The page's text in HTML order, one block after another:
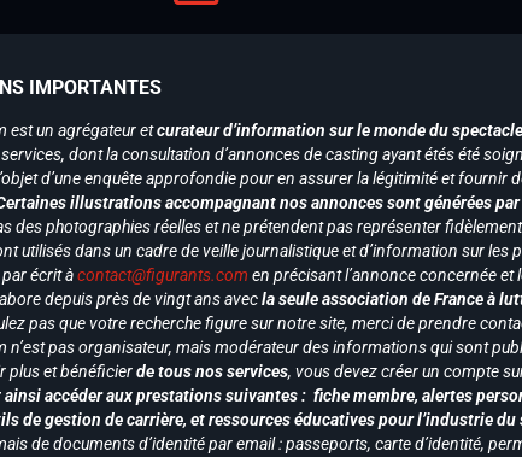
IMPORTANTES
est un agrégateur etcurateur d’information sur le monde du
dont la consultation d’annonces de casting ayant étés été
d’une enquête approfondie pour en assurer la légitimité et
illustrations accompagnant nos annonces sont générées
des photographies réelles et ne prétendent pas représenter
utilisés dans un cadre de veille journalistique et d’information sur
écrit àcontact@figurants.com en précisant l’annonce concernée
depuis près de vingt ans avecla seule association de France à
pas que votre recherche figure sur notre site, merci de prendre
n’est pas organisateur, mais modérateur des informations qui sont
plus et bénéficierde tous nos services, vous devez créer un compte
ainsi accéder aux prestations suivantes : fiche membre, alertes
de gestion de carrière, et ressources éducatives pour l’industrie du
de documents d’identité par email : passeports, carte d’identité,